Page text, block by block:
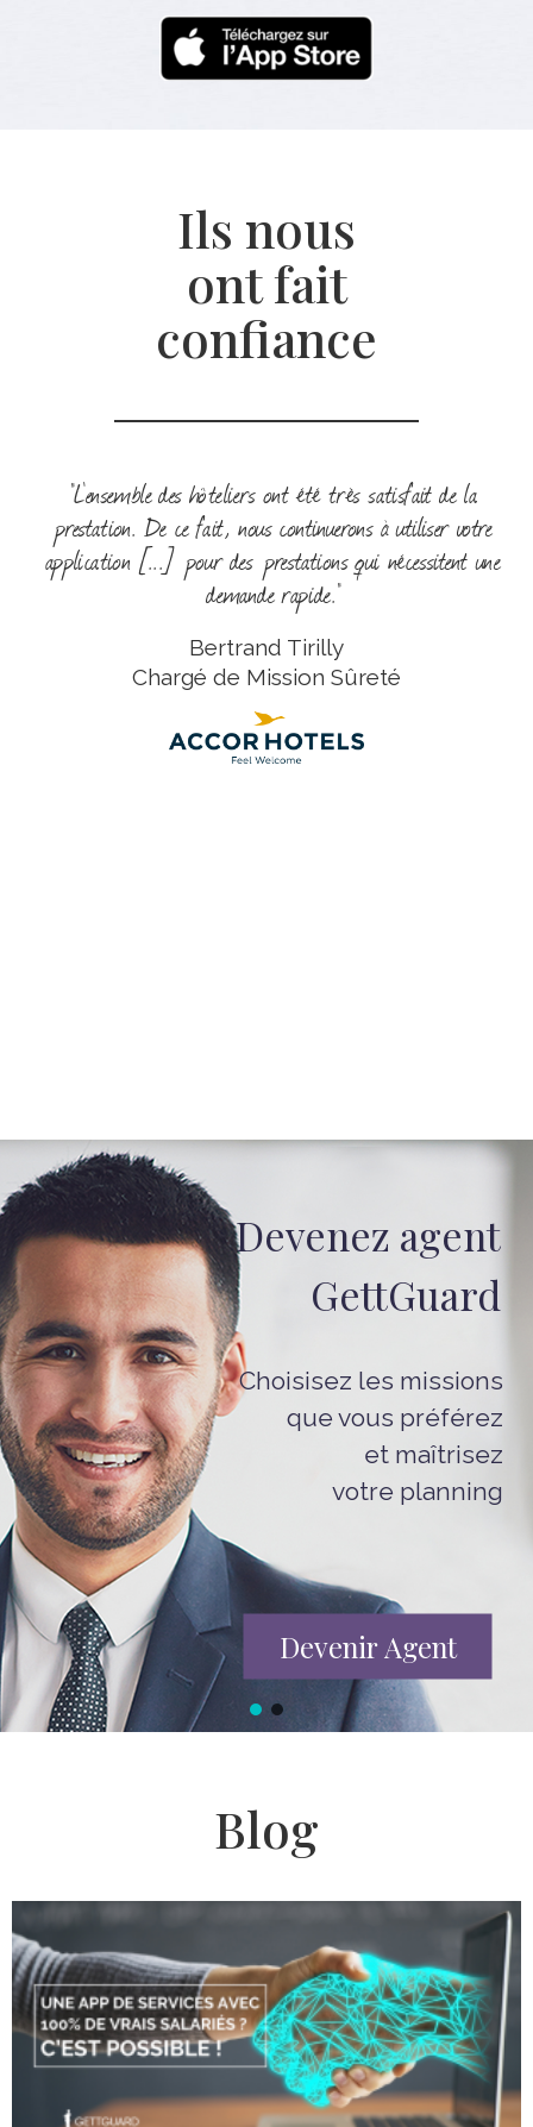
Ils nous
ont fait
confiance
"L'ensemble des hôteliers ont été très satisfait de la
prestation. De ce fait, nous continuerons à utiliser votre
application [...] pour des prestations qui nécessitent une
demande rapide."
Bertrand Tirilly
Chargé de Mission Sûreté
Devenez agent
GettGuard
Choisisez les missions
que vous préférez
et maîtrisez
votre planning
Devenir Agent
Blog